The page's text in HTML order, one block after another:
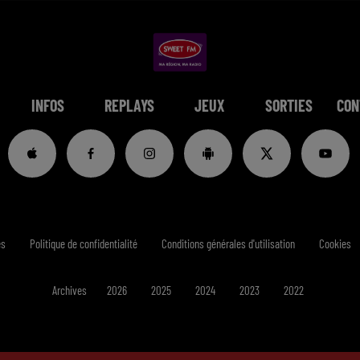
INFOS REPLAYS JEUX SORTIES
Politique de confidentialité Conditions générales d'utilisation Cookies
Archives 2026 2025 2024 2023 2022